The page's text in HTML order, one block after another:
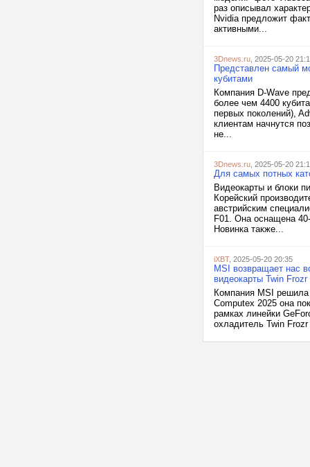
раз описывал
Nvidia предложит
активными...
3Dnews.ru , 2025-05-20
Представлен самый
кубитами
Компания D-Wave
более чем 4400
первых поколений),
клиентам начнутся
не...
3Dnews.ru , 2025-05-20
Для самых потных
Видеокарты и блоки
Корейский
австрийским
F01. Она оснащена
Новинка также...
iXBT, 2025-05-20 20:35
MSI возвращает нас
видеокарты Twin
Компания MSI решила
Computex 2025 она
рамках линейки
охладитель Twin